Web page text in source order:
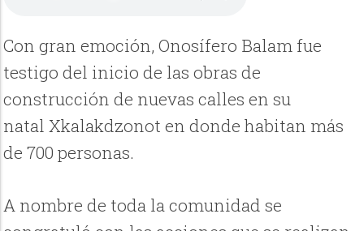
Con gran emoción, Onosífero Balam fue
testigo del inicio de las obras de
construcción de nuevas calles en su
natal Xkalakdzonot en donde habitan más
de 700 personas.
A nombre de toda la comunidad se